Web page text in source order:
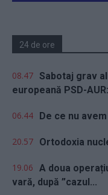
24 de ore
08.47 Sabotaj grav
europeană PSD-
06.44 De ce nu
20.57 Ortodoxia
19.06 A doua
vară, după ”cazul...